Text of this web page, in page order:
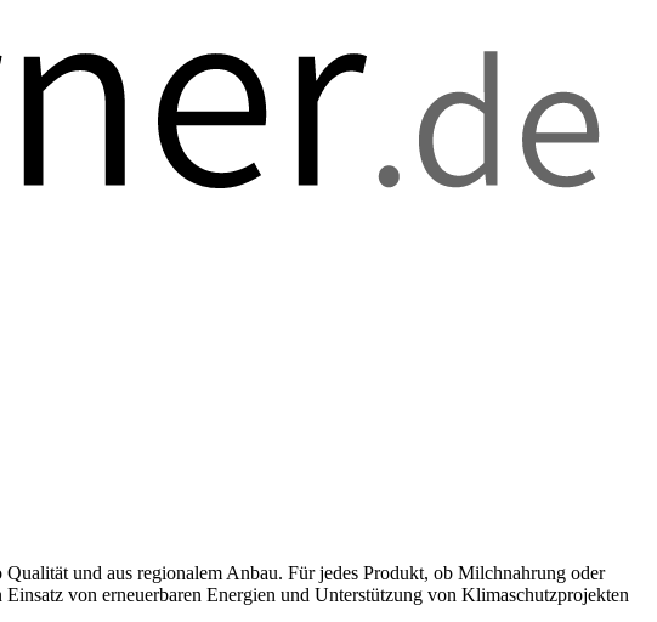
und aus regionalem Anbau. Für jedes Produkt, ob Milchnahrung oder
von erneuerbaren Energien und Unterstützung von Klimaschutzprojekten